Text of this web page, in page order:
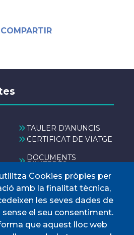
COMPARTIR
TAULER D'ANUNCIS
CERTIFICAT DE VIATGE
DOCUMENTS
D'INTERÈS
Cookies pròpies per
amb la finalitat tècnica,
les seves dades de
el seu consentiment.
que aquest lloc web